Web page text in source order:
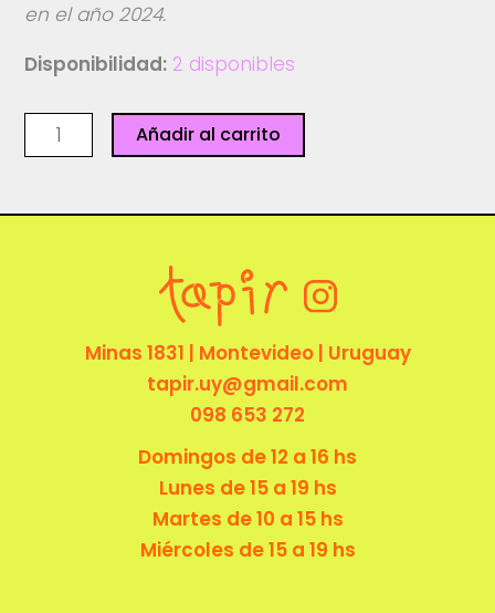
en el año 2024.
Disponibilidad: 2 disponibles
Cuanta
fe
necesita
Añadir al carrito
Minas 1831 | Montevideo | Uruguay
tapir.uy@gmail.com
098 653 272
Domingos de 12 a 16 hs
Lunes de 15 a 19 hs
Martes de 10 a 15 hs
Miércoles de 15 a 19 hs